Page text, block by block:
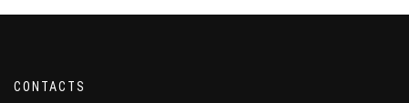
CONTACTS